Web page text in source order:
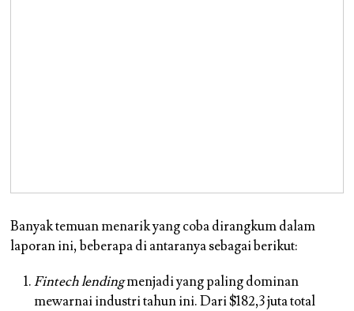
Banyak temuan menarik yang coba dirangkum dalam
laporan ini, beberapa di antaranya sebagai berikut:
Fintech lendingmenjadi yang paling dominan
mewarnai industri tahun ini.Dari $182,3 juta total